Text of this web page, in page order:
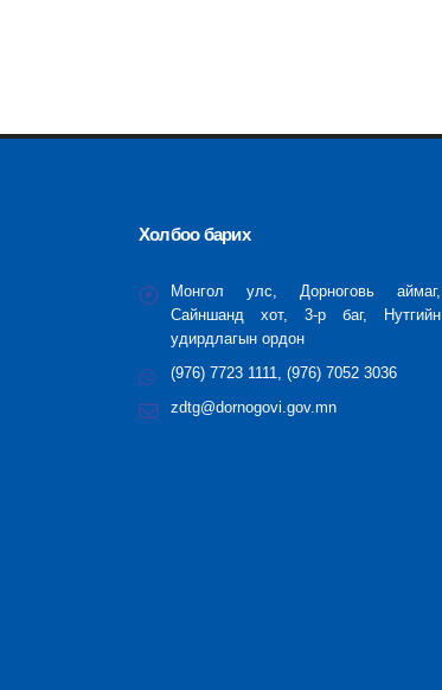
Холбоо барих
Монгол улс, Дорноговь аймаг,
Сайншанд хот, 3-р баг, Нутгийн
удирдлагын ордон
(976) 7723 1111, (976) 7052 3036
zdtg@dornogovi.gov.mn